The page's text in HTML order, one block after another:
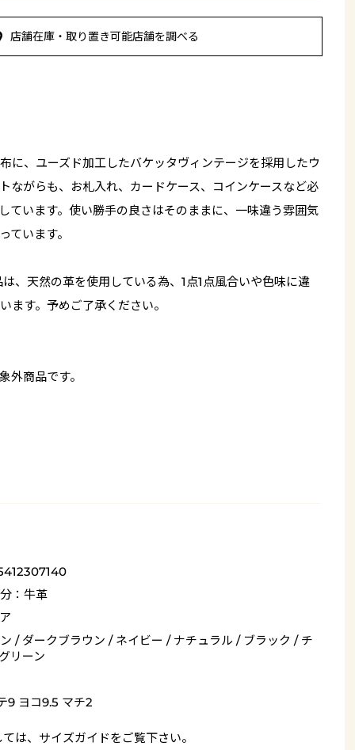
店舗在庫・取り置き可能店舗を調べる
に、ユーズド加工したバケッタヴィンテージを採用したウ
ながらも、お札入れ、カードケース、コインケースなど必
ています。使い勝手の良さはそのままに、一味違う雰囲気
ています。
、天然の革を使用している為、1点1点風合いや色味に違
ます。予めご了承ください。
外商品です。
：牛革
/ ダークブラウン / ネイビー / ナチュラル / ブラック / チ
リーン
9 ヨコ9.5 マチ2
は、 サイズガイドをご覧下さい。